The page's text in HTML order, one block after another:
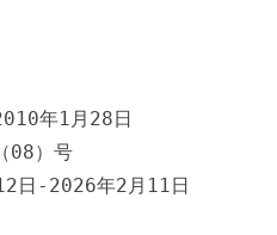
年1月28日
08）号
日-2026年2月11日